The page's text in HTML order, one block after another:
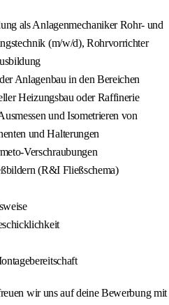
als Anlagenmechaniker Rohr- und
(m/w/d), Rohrvorrichter
Anlagenbau in den Bereichen
Heizungsbau oder Raffinerie
und Isometrieren von
und Halterungen
Verschraubungen
(R&I Fließschema)
wir uns auf deine Bewerbung mit